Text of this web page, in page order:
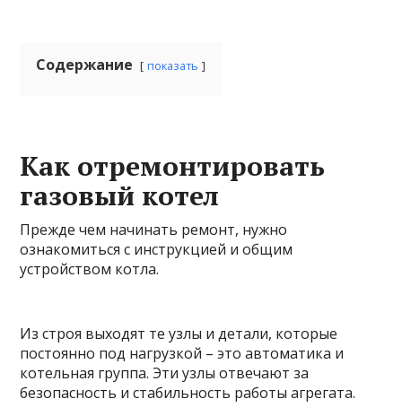
Содержание показать
Как отремонтировать
газовый котел
Прежде чем начинать ремонт, нужно
ознакомиться с инструкцией и общим
устройством котла.
Из строя выходят те узлы и детали, которые
постоянно под нагрузкой – это автоматика и
котельная группа. Эти узлы отвечают за
безопасность и стабильность работы агрегата.